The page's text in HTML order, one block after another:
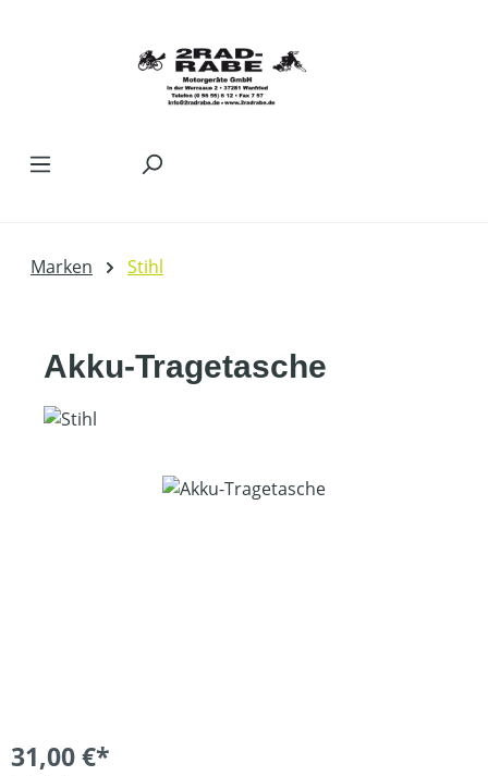
Marken Stihl
Akku-Tragetasche
Bildergalerie überspringen
31,00 €*